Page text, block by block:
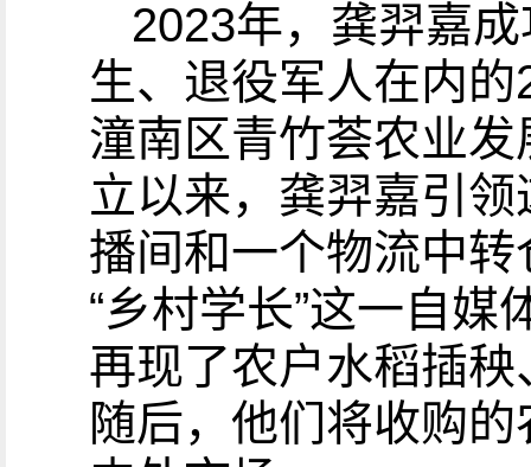
2023年，龚羿嘉
生、退役军人在内
潼南区青竹荟农业发
立以来，龚羿嘉引
播间和一个物流中
“乡村学长”这一自
再现了农户水稻插
随后，他们将收购